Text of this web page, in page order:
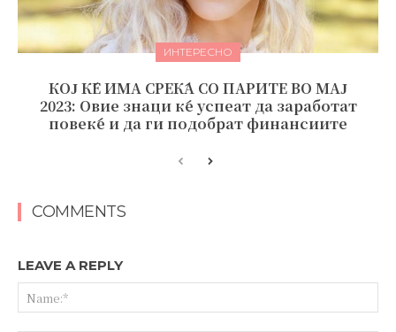
ИНТЕРЕСНО
КОЈ ЌЕ ИМА СРЕЌА СО ПАРИТЕ ВО МАЈ
2023: Овие знаци ќе успеат да заработат
повеќе и да ги подобрат финансиите
COMMENTS
LEAVE A REPLY